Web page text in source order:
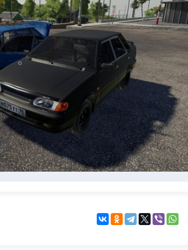
KINGDOM COME:
DELIVERANCE
бродилка
KENSHI
экшн